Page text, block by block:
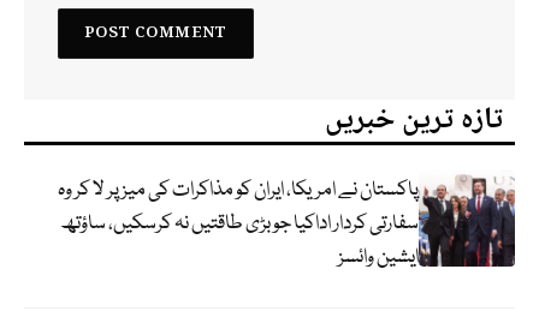
تازہ ترین خبریں
پاکستان نے امریکا، ایران کو مذاکرات کی میز پر لا کر وہ
سفارتی کردار اداکیا جو بڑی طاقتیں نہ کرسکیں، ساؤتھ
ایشین وائسز